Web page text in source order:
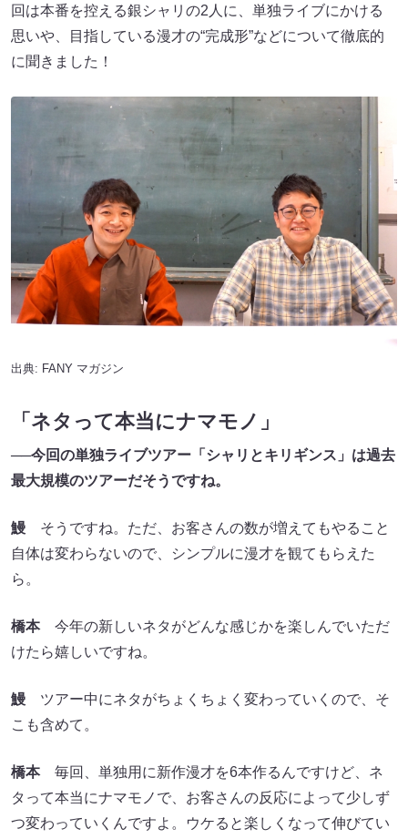
回は本番を控える銀シャリの2人に、単独ライブにかける
思いや、目指している漫才の“完成形”などについて徹底的
に聞きました！
出典: FANY マガジン
「ネタって本当にナマモノ」
──今回の単独ライブツアー「シャリとキリギンス」は過去
最大規模のツアーだそうですね。
鰻 そうですね。ただ、お客さんの数が増えてもやること
自体は変わらないので、シンプルに漫才を観てもらえた
ら。
橋本今年の新しいネタがどんな感じかを楽しんでいただ
けたら嬉しいですね。
鰻 ツアー中にネタがちょくちょく変わっていくので、そ
こも含めて。
橋本毎回、単独用に新作漫才を6本作るんですけど、ネ
タって本当にナマモノで、お客さんの反応によって少しず
つ変わっていくんですよ。ウケると楽しくなって伸びてい